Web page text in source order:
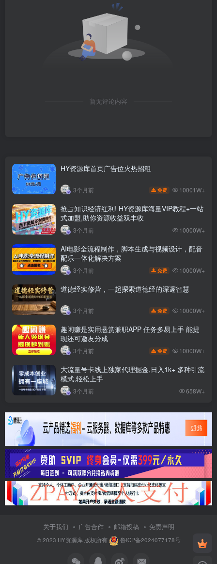
暂无评论内容
HY资源库首页广告位火热招租
3个月前 免费 10001W+
抢占知识经济红利! HY资源库海量VIP教程+一站
式加盟,助你资源收益双丰收
3个月前 10000W+
AI电影全流程制作，脚本生成与视频设计，配音
配乐一体化解决方案
3个月前 免费 10000W+
道德经实修营，一起探索道德经的深邃智慧
3个月前 免费 10000W+
趣闲赚是实用悬赏兼职APP 任务多易上手 能提
现还可邀友分成
3个月前 免费 10000W+
大流量号卡线上独家代理掘金,日入1k+ 多种引流
模式,轻松上手
3个月前 658W+
关于我们 广告合作 邮箱投稿 免责声明
© 2023 HY资源库版权所有 鲁ICP备2024077178号